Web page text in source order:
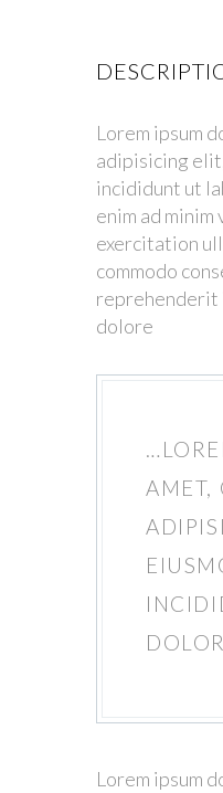
Lorem ipsum
adipisicing
incididunt ut
enim ad minim
exercitation
commodo
reprehenderit
dolore
AMET,
Lorem ipsum